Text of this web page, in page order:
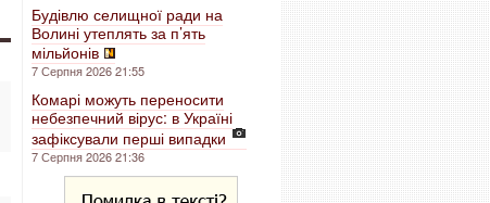
Будівлю селищної ради на
Волині утеплять за п’ять
мільйонів
7 Серпня 2026 21:55
Комарі можуть переносити
небезпечний вірус: в Україні
зафіксували перші випадки
7 Серпня 2026 21:36